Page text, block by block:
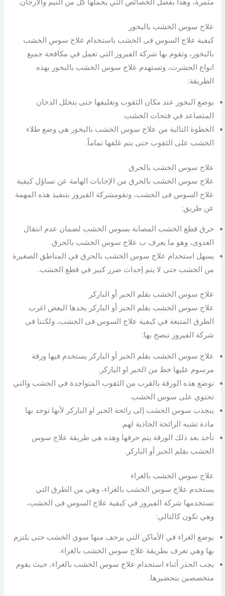
علاج سوس الخشب بالبخور
كيفية علاج السوس فى الخشب باستخدام علاج سوس الخشب
بالبخور، وتقوم بها شركة الفيروز التي تعمل في مكافحة جميع
انواع الحشرت، وتستهدم علاج سوس الخشب بالبخور بهذه
الطريقة:
يوضع البخور عند مكان الثقوب وتغليفها حتى يتخلل الدخان
المتصاعد في فتحات الخشب.
الخطوة التالية من علاج سوس الخشب بالبخور هي وضع طلاء
الخشب على الثقوب حتى يتم غلقها تماماً.
علاج سوس الخشب بالحرق
علاج سوس الخشب بالحرق من الإجابات الهامة عن تساؤل كيفية
علاج السوس فى الخشب، وتقومشركة الفيروز بتنفيذ هذه المهمة
عن طريق:
حرق قطع الخشب المصابة بسوس الخشب لضمان عدم انتقال
العدوى، وهو ما يعرف ب علاج سوس الخشب بالحرق.
يسهل استخدام علاج سوس الخشب بالحرق في المناطق الصغيرة
من الخشب حتى لا يتم إحداث ضرر كبير في قطع الخشب.
علاج سوس الخشب بقلم الحبر أو الباركر
علاج سوس الخشب بقلم الحبر أو الباركر يحدها البعض اغرب
الطرق المتبعة في كيفية علاج السوس فى الخشب، ولكننا في
شركة الفيروز ننصح بها:
علاج سوس الخشب بقلم الحبر أو الباركر يستخدم فيها ورقة
مرسوم عليها خط من الخبر او الباركر.
توضع هذه الورقة بالقرب من الثقوب المتواجدة في الخشب والتي
تحتوي على سوس الخشب.
ينجذب سوس الخشب إلى رائحة الخبر او الباركر لأنها توجد بها
مادة تشبه الرائحة الجاذبة لهم.
تأخذ بعد ذلك الورقة يتم حرقها وهذه هي طريقة علاج سوس
الخشب بقلم الحبر أو الباركر.
علاج سوس الخشب بالغراء
يستخدم علاج سوس الخشب بالغراء، وهي من الطرق التي
تستخدمها شركة الفيروز في كيفية علاج السوس فى الخشب،
وهي تكون كالتالي:
يوضع الغراء في الأماكن التي يزحف منها سوي الخشب حتى يلتزم
بها وهي تعرف بطريقة علاج سوس الخشب بالغراء.
يجب الحذر أثناء استخدام علاج سوس الخشب بالغراء، حيث يقوم
متخصصين بتحضيرها.